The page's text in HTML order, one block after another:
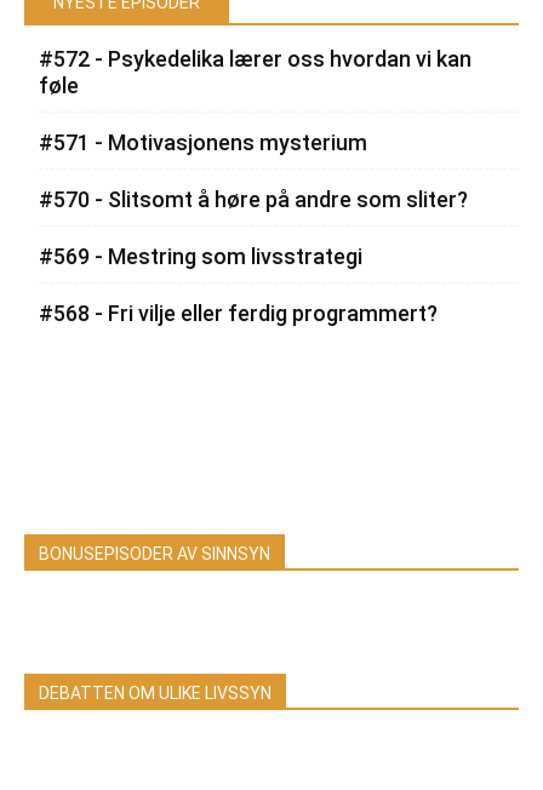
#572 - Psykedelika lærer oss hvordan vi kan
føle
#571 - Motivasjonens mysterium
#570 - Slitsomt å høre på andre som sliter?
#569 - Mestring som livsstrategi
#568 - Fri vilje eller ferdig programmert?
BONUSEPISODER AV SINNSYN
DEBATTEN OM ULIKE LIVSSYN